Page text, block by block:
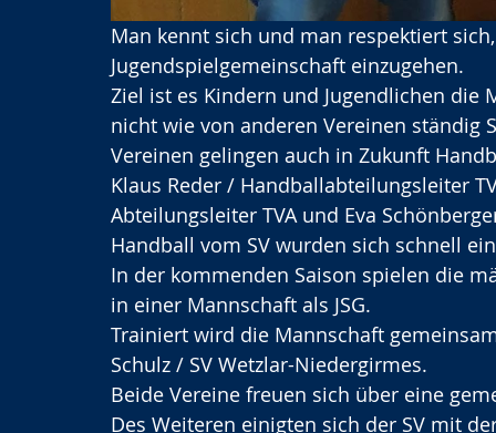
Man kennt sich und man respektiert
Jugendspielgemeinschaft einzugehen.
Ziel ist es Kindern und Jugendlichen
nicht wie von anderen Vereinen ständig
Vereinen gelingen auch in Zukunft
Klaus Reder / Handballabteilungsleiter
Abteilungsleiter TVA und Eva
Handball vom SV wurden sich schnell
In der kommenden Saison spielen die
in einer Mannschaft als JSG.
Trainiert wird die Mannschaft
Schulz / SV Wetzlar-Niedergirmes.
Beide Vereine freuen sich über eine
Des Weiteren einigten sich der SV mit